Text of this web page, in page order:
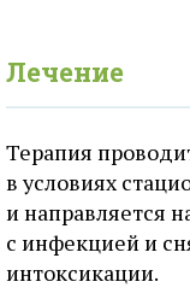
Лечение
Терапия
в условиях
и направляется
с инфекцией и
интоксикации.